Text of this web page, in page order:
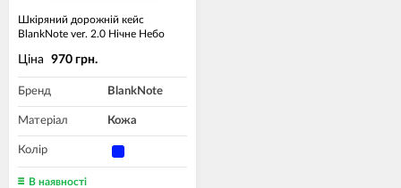
Шкіряний дорожній кейс
BlankNote ver. 2.0 Нічне Небо
Ціна 970 грн.
Бренд BlankNote
Матеріал Кожа
Колір
В наявності